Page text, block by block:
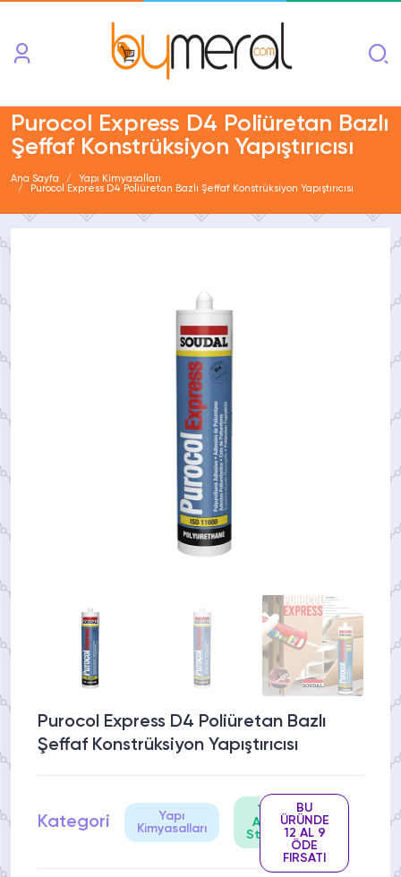
Purocol Express D4 Poliüretan Bazlı
Şeffaf Konstrüksiyon Yapıştırıcısı
Ana Sayfa
Yapı Kimyasalları
Purocol Express D4 Poliüretan Bazlı Şeffaf Konstrüksiyon Yapıştırıcısı
Purocol Express D4 Poliüretan Bazlı
Şeffaf Konstrüksiyon Yapıştırıcısı
Kategori
Yapı
Kimyasalları
100
Adet
Stokta
Stok
BU
ÜRÜNDE
12 AL 9
ÖDE
FIRSATI